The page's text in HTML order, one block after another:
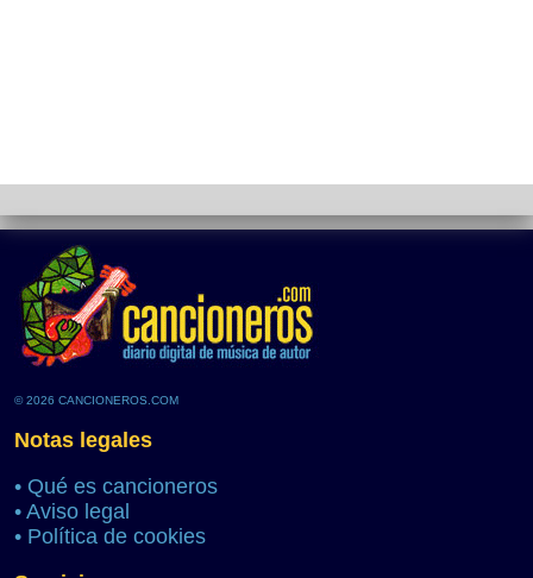
© 2026 CANCIONEROS.COM
Notas legales
• Qué es cancioneros
• Aviso legal
• Política de cookies